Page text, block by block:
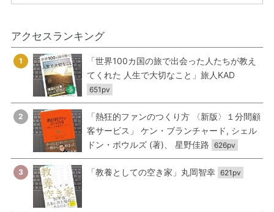
アクセスランキング
1
「世界100カ国の旅で出会った人たちが教え
てくれた 人生で大切なこと」旅人KAD
651pv
2
「熱狂的ファンのつくり方 〈新版〉１分間顧
客サービス」 ケン・ブランチャード, シェル
ドン・ボウルズ (著)、 星野佳路 626pv
3 「教養としての空き家」丸岡智幸 621pv